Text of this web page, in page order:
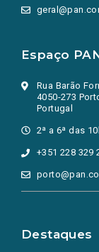
Espaço
Rua Barão
4050-273
Portugal
2ª a 6ª das
+351 228 329
Destaques